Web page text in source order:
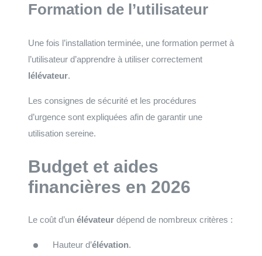
Formation de l’utilisateur
Une fois l’installation terminée, une formation permet à
l’utilisateur d’apprendre à utiliser correctement
lélévateur.
Les consignes de sécurité et les procédures
d’urgence sont expliquées afin de garantir une
utilisation sereine.
Budget et aides
financières en 2026
Le coût d’un élévateur dépend de nombreux critères :
Hauteur d’élévation.